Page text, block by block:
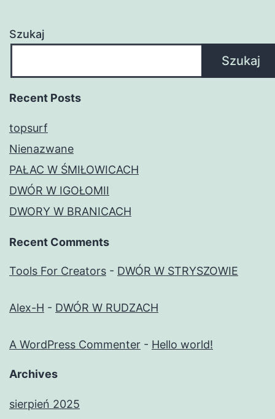
Szukaj
Szukaj
Recent Posts
topsurf
Nienazwane
PAŁAC W ŚMIŁOWICACH
DWÓR W IGOŁOMII
DWORY W BRANICACH
Recent Comments
Tools For Creators - DWÓR W STRYSZOWIE
Alex-H - DWÓR W RUDZACH
A WordPress Commenter - Hello world!
Archives
sierpień 2025